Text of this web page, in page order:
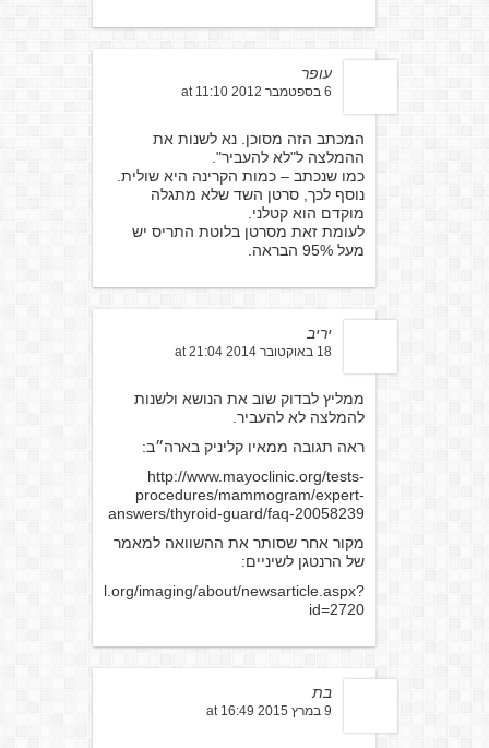
עופר
6 בספטמבר 2012 at 11:10
המכתב הזה מסוכן. נא לשנות את
ההמלצה ל"לא להעביר".
כמו שנכתב – כמות הקרינה היא שולית.
נוסף לכך, סרטן השד שלא מתגלה
מוקדם הוא קטלני.
לעומת זאת מסרטן בלוטת התריס יש
מעל 95% הבראה.
יריב
18 באוקטובר 2014 at 21:04
ממליץ לבדוק שוב את הנושא ולשנות
להמלצה לא להעביר.
ראה תגובה ממאיו קליניק בארה״ב:
http://www.mayoclinic.org/tests-
procedures/mammogram/expert-
answers/thyroid-guard/faq-20058239
מקור אחר שסותר את ההשוואה למאמר
של הרנטגן לשיניים:
imaging/about/newsarticle.aspx?
id=2720
בת
9 במרץ 2015 at 16:49